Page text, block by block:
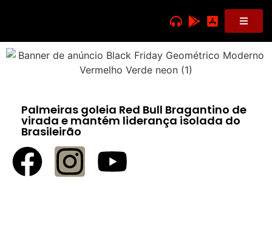
Palmeiras goleia Red Bull Bragantino de
virada e mantém liderança isolada do
Brasileirão